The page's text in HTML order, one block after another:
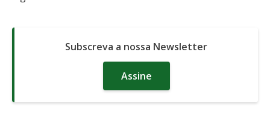
Subscreva a nossa Newsletter
Assine